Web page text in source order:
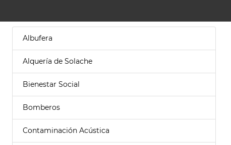
Albufera
Alquería de Solache
Bienestar Social
Bomberos
Contaminación Acústica